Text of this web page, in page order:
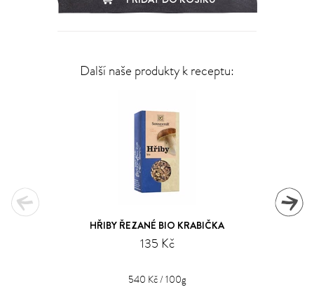
Další naše produkty k receptu:
HŘIBY ŘEZANÉ BIO KRABIČKA
135 Kč
540 Kč / 100g